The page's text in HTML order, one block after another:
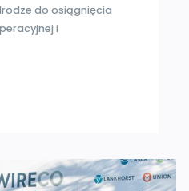
do osiągnięcia
i